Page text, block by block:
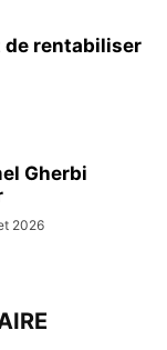
de rentabiliser
Gherbi
2026